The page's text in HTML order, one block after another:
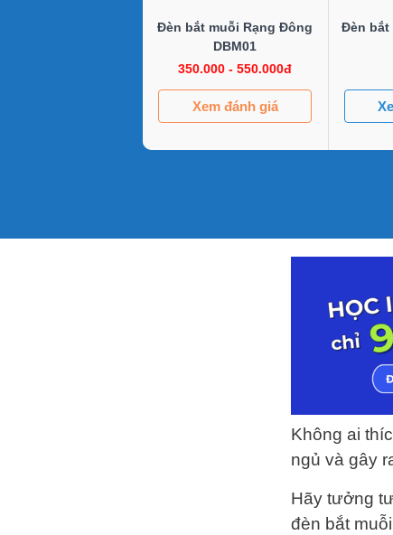
Đèn bắt muỗi Rạng Đông
DBM01
350.000 - 550.000đ
Xem đánh giá
Đèn bắt
Không ai
ngủ và gây
Hãy tưởng
đèn bắt